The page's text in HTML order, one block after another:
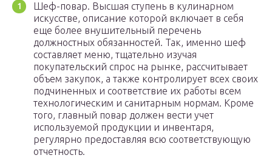
Шеф-повар. Высшая ступень в кулинарном
искусстве, описание которой включает в себя
еще более внушительный перечень
должностных обязанностей. Так, именно шеф
составляет меню, тщательно изучая
покупательский спрос на рынке, рассчитывает
объем закупок, а также контролирует всех своих
подчиненных и соответствие их работы всем
технологическим и санитарным нормам. Кроме
того, главный повар должен вести учет
используемой продукции и инвентаря,
регулярно предоставляя всю соответствующую
отчетность.